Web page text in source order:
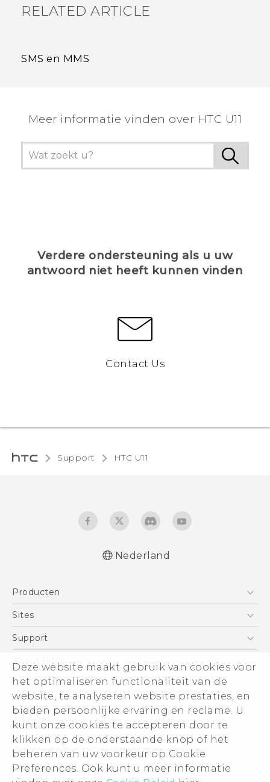
Deze website maakt gebruik van cookies voor
het optimaliseren functionaliteit van de
website, te analyseren website prestaties, en
bieden persoonlijke ervaring en reclame. U
kunt onze cookies te accepteren door te
klikken op de onderstaande knop of het
beheren van uw voorkeur op Cookie
Preferences. Ook kunt u meer informatie
RELATED ARTICLE
SMS en MMS
Meer informatie vinden over HTC U11
Verdere ondersteuning als u uw
antwoord niet heeft kunnen vinden
Contact Us
Support HTC U11‎
Nederlands - Gids voor veiligheid en
Nederlands - Gids voor veiligheid en
wettelijke voorschriften (Nano-Sim)
Deutsch - Informationen zur Sicherheit und
behördliche Bestimmungen (Dual Nano-
Sim)
Deutsch - Informationen zur Sicherheit und
behördliche Bestimmungen (Nano-Sim)
English - User manual
Nederland
Producten
Telefoons
Vive
Accessoires
Sites
HTC Vive
Aan de slag
Support
Support voor eCommerce
About HTC
ESG
Informatie over het bedrijf
Voor beleggers (engels)
Cookie Preferences
Vacatures
Security and Privacy Whitepaper
© 2011-2026 HTC Corporation
Legal terms